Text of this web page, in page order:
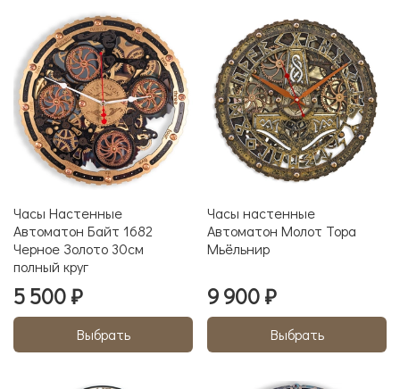
Часы Настенные
Автоматон Байт 1682
Черное Золото 30см
полный круг
5 500 ₽
Выбрать
Часы настенные
Автоматон Молот Тора
Мьёльнир
9 900 ₽
Выбрать